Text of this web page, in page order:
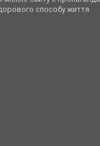
способу життя.